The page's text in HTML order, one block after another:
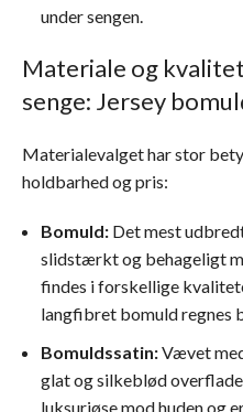
under sengen.
Materiale og
senge: Jersey
Materialevalget har stor
holdbarhed og pris:
Bomuld: Det mest
slidstærkt og behageligt
findes i forskellige
langfibret bomuld regnes
Bomuldssatin:Vævet
glat og silkeblød
luksuriøse mod huden og